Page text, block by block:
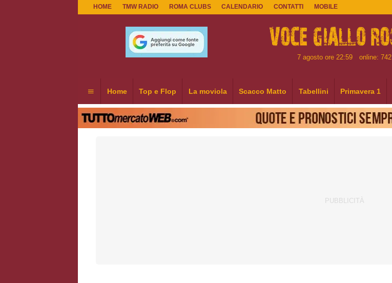
HOME TMW RADIO ROMA CLUBS CALENDARIO CONTATTI MOBILE
7 agosto ore 22:59 online: 742
Home Top e Flop La moviola Scacco Matto Tabellini Primavera 1